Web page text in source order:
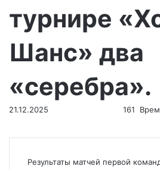
турнире
Шанс» два
«серебра».
21.12.2025 161
Результаты матчей первой